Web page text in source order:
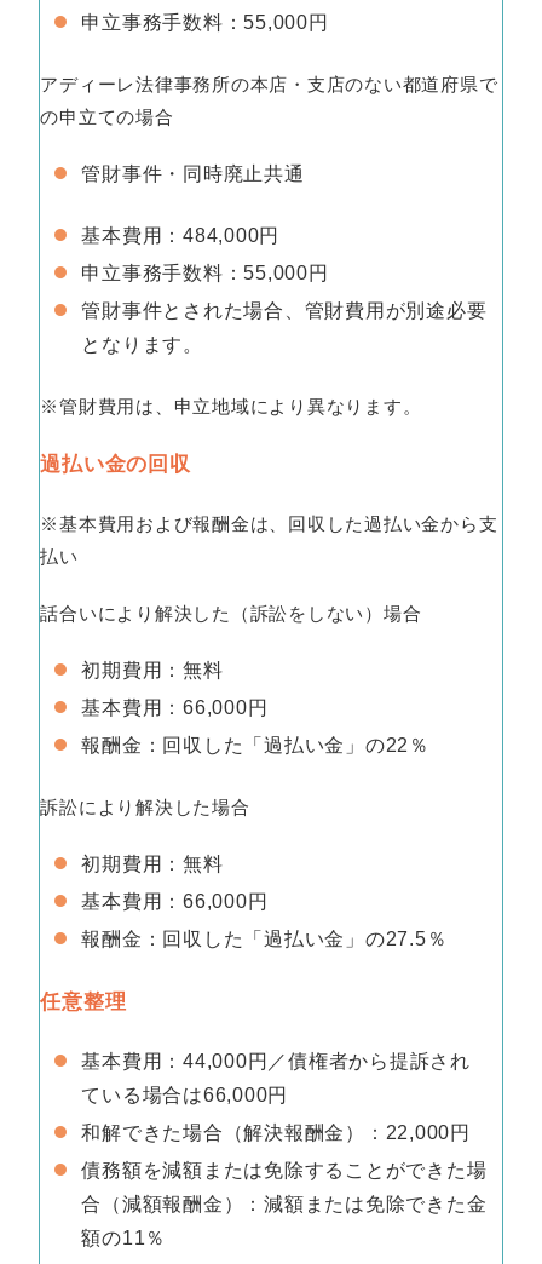
申立事務手数料：55,000円
アディーレ法律事務所の本店・支店のない都道府県で
の申立ての場合
管財事件・同時廃止共通
基本費用：484,000円
申立事務手数料：55,000円
管財事件とされた場合、管財費用が別途必要
となります。
※管財費用は、申立地域により異なります。
過払い金の回収
※基本費用および報酬金は、回収した過払い金から支
払い
話合いにより解決した（訴訟をしない）場合
初期費用：無料
基本費用：66,000円
報酬金：回収した「過払い金」の22％
訴訟により解決した場合
初期費用：無料
基本費用：66,000円
報酬金：回収した「過払い金」の27.5％
任意整理
基本費用：44,000円／債権者から提訴され
ている場合は66,000円
和解できた場合（解決報酬金）：22,000円
債務額を減額または免除することができた場
合（減額報酬金）：減額または免除できた金
額の11％